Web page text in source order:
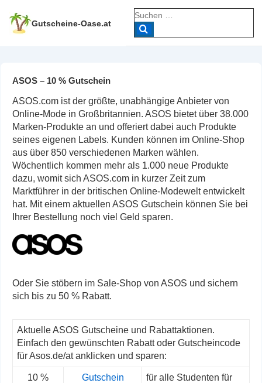
Zum
Inhalt
Gutscheine-Oase.at
Suche
nach:
ASOS – 10 % Gutschein
ASOS.com ist der größte, unabhängige Anbieter von
Online-Mode in Großbritannien. ASOS bietet über 38.000
Marken-Produkte an und offeriert dabei auch Produkte
seines eigenen Labels. Kunden können im Online-Shop
aus über 850 verschiedenen Marken wählen.
Wöchentlich kommen mehr als 1.000 neue Produkte
dazu, womit sich ASOS.com in kurzer Zeit zum
Marktführer in der britischen Online-Modewelt entwickelt
hat. Mit einem aktuellen ASOS Gutschein können Sie bei
Ihrer Bestellung noch viel Geld sparen.
Oder Sie stöbern im Sale-Shop von ASOS und sichern
sich bis zu 50 % Rabatt.
Aktuelle ASOS Gutscheine und Rabattaktionen.
Einfach den gewünschten Rabatt oder Gutscheincode
für Asos.de/at anklicken und sparen:
10 %
Gutschein
für alle Studenten für